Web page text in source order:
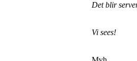
Det blir
Vi sees!